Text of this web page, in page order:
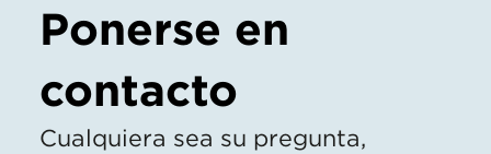
Ponerse en
contacto
Cualquiera sea su pregunta,